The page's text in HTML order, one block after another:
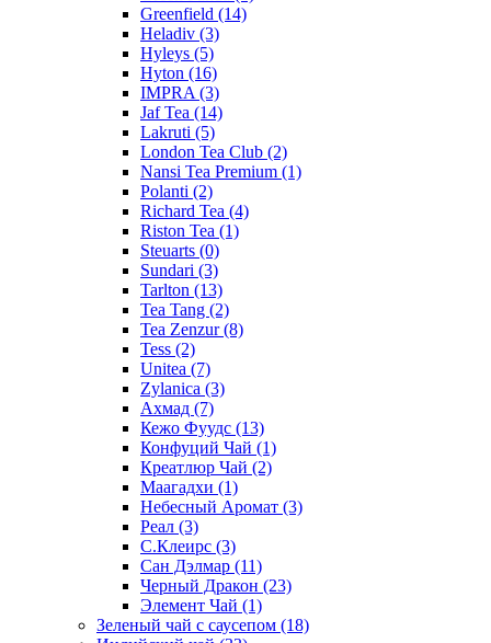
Greenfield (14)
Heladiv (3)
Hyleys (5)
Hyton (16)
IMPRA (3)
Jaf Tea (14)
Lakruti (5)
London Tea Club (2)
Nansi Tea Premium (1)
Polanti (2)
Richard Tea (4)
Riston Tea (1)
Steuarts (0)
Sundari (3)
Tarlton (13)
Tea Tang (2)
Tea Zenzur(8)
Tess (2)
Unitea (7)
Zylanica (3)
Ахмад (7)
Кежо Фуудс (13)
Конфуций Чай (1)
Креатлюр Чай (2)
Маагадхи (1)
Небесный Аромат (3)
Реал (3)
С.Клеирс (3)
Сан Дэлмар (11)
Черный Дракон (23)
Элемент Чай (1)
Зеленый чай с саусепом (18)